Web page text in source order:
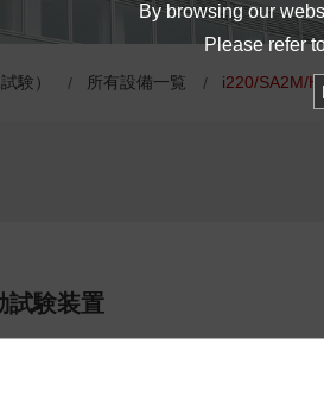
験） 所有設備一覧 i220/SA2M/H6
試験装置
By browsing our
Please refer